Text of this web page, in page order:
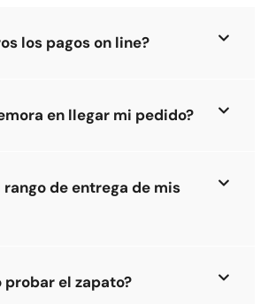
los pagos on line?
en llegar mi pedido?
rango de entrega de mis
probar el zapato?